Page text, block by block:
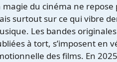
magie du cinéma ne repose
surtout sur ce qui vibre
Les bandes
à tort, s’imposent en
des films. En